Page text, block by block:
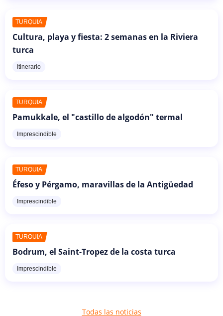
TURQUÍA
Cultura, playa y fiesta: 2 semanas en la Riviera
turca
Itinerario
TURQUÍA
Pamukkale, el "castillo de algodón" termal
Imprescindible
TURQUÍA
Éfeso y Pérgamo, maravillas de la Antigüedad
Imprescindible
TURQUÍA
Bodrum, el Saint-Tropez de la costa turca
Imprescindible
Todas las noticias